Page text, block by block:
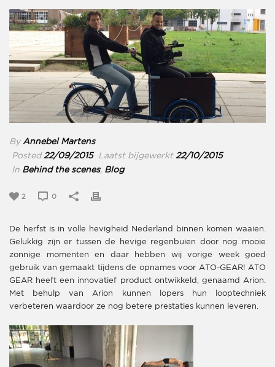
By Annebel Martens
Posted 22/09/2015Laatst bijgewerkt 22/10/2015
In Behind the scenes, Blog
2 0
De herfst is in volle hevigheid Nederland binnen komen waaien.
Gelukkig zijn er tussen de hevige regenbuien door nog mooie
zonnige momenten en daar hebben wij vorige week goed
gebruik van gemaakt tijdens de opnames voor ATO-GEAR! ATO
GEAR heeft een innovatief product ontwikkeld, genaamd Arion.
Met behulp van Arion kunnen lopers hun looptechniek
verbeteren waardoor ze nog betere prestaties kunnen leveren.